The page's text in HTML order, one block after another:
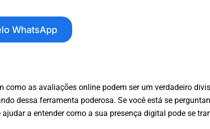
WhatsApp
como as avaliações online podem ser um verdadeiro
dessa ferramenta poderosa. Se você está se
a entender como a sua presença digital pode se